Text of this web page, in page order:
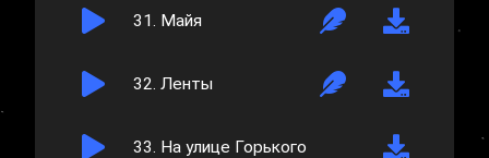
31. Майя
32. Ленты
33. На улице Горького